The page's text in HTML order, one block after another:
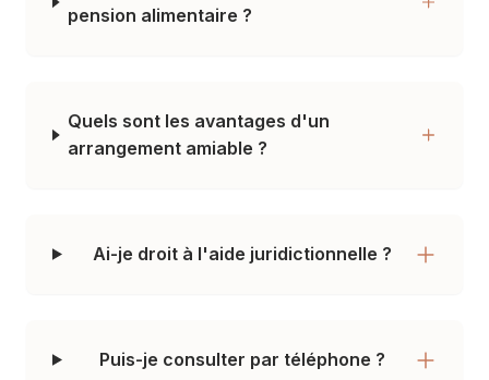
pension alimentaire ?
Quels sont les avantages d'un
arrangement amiable ?
Ai-je droit à l'aide juridictionnelle ?
Puis-je consulter par téléphone ?